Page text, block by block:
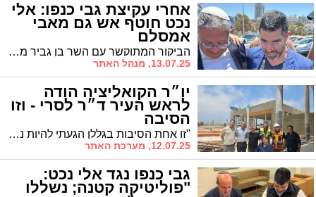
אחרי עקיצת גבי כנפו: אלי
נכט חוטף אש גם מאבי
אמסלם
הביקור המתוקשר עם השר בן גביר ממשיך להכות גלים בעירית אשדוד. אחרי שממ"ק ראש העיר גבי כנפו הודיע כי נשללו חלק מסמכויותיו של אלי נכט, גם אבי אמסלם שולף ציפורניים: "הגיע הזמן לחשוב לא רק על הנראות"
13.07.25, מנהל האתר
יו״ר הקואליציה הודה
לראש העיר ד״ר לסרי - וזו
הסיבה
"זו אחת הסיבות בגללן הגעתי להיות נבחר ציבור", סיפר יו"ר הקואליציה. "הזדמנה לי הזכות לסייע ללוחמינו שנפצעו בקרב בתקצוב בתי לוחם והקמת חדשים, חוק כה חשוב שאני מקדם בימים אלו, ודואג למי שהקריב את שלמות גופו למען המדינה".
12.07.25, מערכת האתר
גבי כנפו נגד אלי נכט:
"פוליטיקה קטנה; נשללו